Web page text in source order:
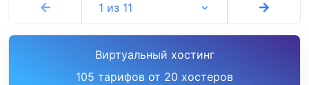
1 из 11
Виртуальный хостинг
105 тарифов от 20 хостеров